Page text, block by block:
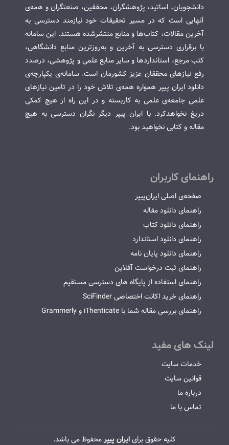
دانشجویان، اساتید، پژوهشگران، محققین، صنعتگران و همه‌ی
آنهایی است که در مسیر تحقیقات خود نیازمند دسترسی به
آخرین مقالات، کتاب‌ها و منابع منتشرشده هستند. این سامانه
با برقراری دسترسی به آخرین و به‌روزترین منابع دانشگاهی،
کتب مرجع، استانداردها و سایر منابع علمی و پژوهشی، درصدد
رفع نیازهای محققان عزیز کشورمان است. سامانه‌ی یکپارچه‌ی
دانلود ایران پیپر همواره همه‌ی تلاش خود را در تامین نیازهای
علمی جامعه‌ی علمی به کاربسته و در این راه از هیچ کمکی
دریغ نخواهدکرد. با ایران پیپر دیگر نگران دسترسی به هیچ
مقاله و کتابی نخواهید بود.
راهنمای کاربران
صفحه‌ی اصلی ایران‌پیپر
راهنمای دانلود مقاله
راهنمای دانلود کتاب
راهنمای دانلود استاندارد
راهنمای دانلود پایان نامه
راهنمای ثبت درخواست آفلاین
راهنمای استفاده از پایگاه های دسترسی مستقیم
راهنمای خرید اکانت اختصاصی SciFinder
راهنمای بررسی مقاله شما با iThenticate و Grammerly
لینک های مفید
خدمات سایت
قوانین سایت
درباره ما
تماس با ما
کلیه حقوق برایایران پیپرمحفوظ می باشد.